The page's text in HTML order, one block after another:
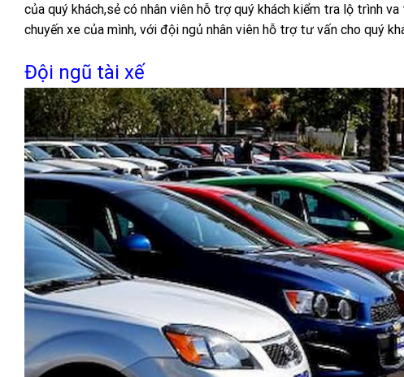
của quý khách,sẻ có nhân viên hỗ trợ quý khách kiểm tra lộ trình
chuyến xe của mình, với đội ngủ nhân viên hỗ trợ tư vấn cho quý
Đội ngũ tài xế